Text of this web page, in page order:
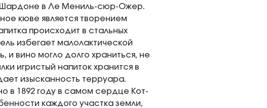
Шардоне в Ле Мениль-сюр-Ожер.
кюве является творением
происходит в стальных
избегает малолактической
и вино могло долго храниться, не
игристый напиток хранится в
изысканность терруара.
в 1892 году в самом сердце Кот-
каждого участка земли,